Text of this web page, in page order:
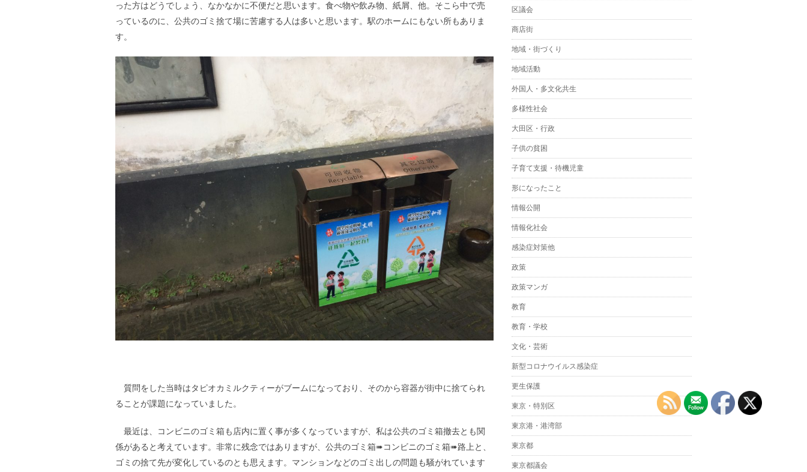
った方はどうでしょう、なかなかに不便だと思います。食べ物や飲み物、紙屑、他。そこら中で売
っているのに、公共のゴミ捨て場に苦慮する人は多いと思います。駅のホームにもない所もありま
す。
質問をした当時はタピオカミルクティーがブームになっており、そのから容器が街中に捨てられ
ることが課題になっていました。
最近は、コンビニのゴミ箱も店内に置く事が多くなっていますが、私は公共のゴミ箱撤去とも関
係があると考えています。非常に残念ではありますが、公共のゴミ箱➠コンビニのゴミ箱➠路上と、
ゴミの捨て先が変化しているのとも思えます。マンションなどのゴミ出しの問題も騒がれています
区議会
商店街
地域・街づくり
地域活動
外国人・多文化共生
多様性社会
大田区・行政
子供の貧困
子育て支援・待機児童
形になったこと
情報公開
情報化社会
感染症対策他
政策
政策マンガ
教育
教育・学校
文化・芸術
新型コロナウイルス感染症
更生保護
東京・特別区
東京港・港湾部
東京都
東京都議会